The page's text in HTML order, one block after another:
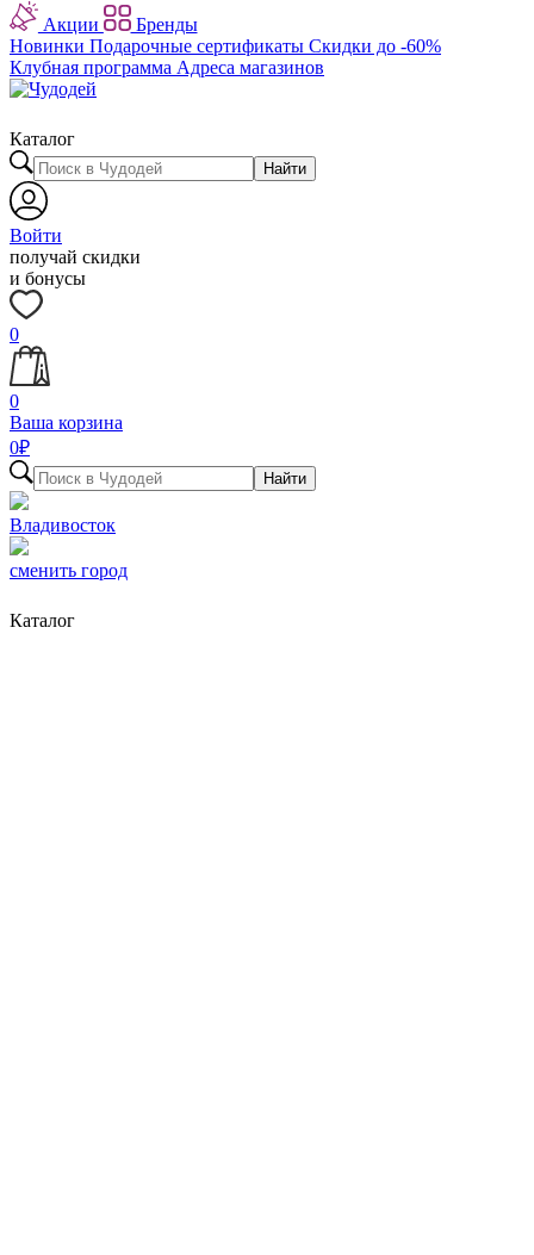
Акции
Бренды
Новинки Подарочные сертификаты Скидки до -60%
Клубная программа Адреса магазинов
Каталог
Найти
Войти
получай скидки
и бонусы
0
0
Ваша корзина
0₽
Найти
Владивосток
сменить город
Каталог